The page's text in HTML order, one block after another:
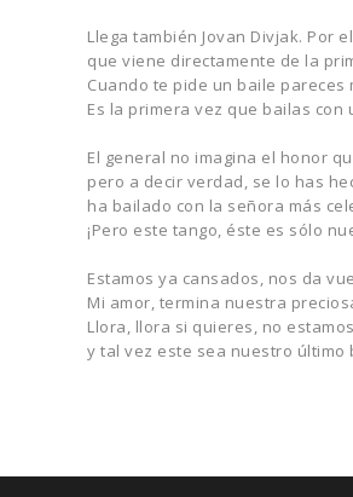
Llega también Jovan Divjak. Por
que viene directamente de la
Cuando te pide un baile pareces
Es la primera vez que bailas con
El general no imagina el honor
pero a decir verdad, se lo has
ha bailado con la señora más
¡Pero este tango, éste es sólo
Estamos ya cansados, nos da
Mi amor, termina nuestra
Llora, llora si quieres, no
y tal vez este sea nuestro último